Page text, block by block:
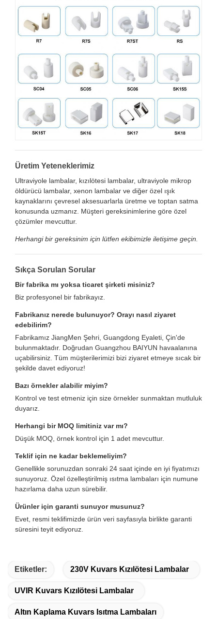
Üretim Yeteneklerimiz
Ultraviyole lambalar, kızılötesi lambalar, ultraviyole mikrop
öldürücü lambalar, xenon lambalar ve diğer özel ışık
kaynaklarını çevresel aksesuarlarla üretme ve toptan satma
konusunda uzmanız. Müşteri gereksinimlerine göre özel
çözümler mevcuttur.
Herhangi bir gereksinim için lütfen ekibimizle iletişime geçin.
Sıkça Sorulan Sorular
Bir fabrika mı yoksa ticaret şirketi misiniz?
Biz profesyonel bir fabrikayız.
Fabrikanız nerede bulunuyor? Orayı nasıl ziyaret
edebilirim?
Fabrikamız JiangMen Şehri, Guangdong Eyaleti, Çin'de
bulunmaktadır. Doğrudan Guangzhou BAIYUN havaalanına
uçabilirsiniz. Tüm müşterilerimizi bizi ziyaret etmeye sıcak bir
şekilde davet ediyoruz!
Bazı örnekler alabilir miyim?
Kontrol ve test etmeniz için size örnekler sunmaktan mutluluk
duyarız.
Herhangi bir MOQ limitiniz var mı?
Düşük MOQ, örnek kontrol için 1 adet mevcuttur.
Teklif için ne kadar beklemeliyim?
Genellikle sorunuzdan sonraki 24 saat içinde en iyi fiyatımızı
sunuyoruz. Özel özelleştirilmiş ısıtma lambaları için numune
hazırlama daha uzun sürebilir.
Ürünler için garanti sunuyor musunuz?
Evet, resmi teklifimizde ürün veri sayfasıyla birlikte garanti
süresini teyit ediyoruz.
Etiketler: 230V Kuvars Kızılötesi Lambalar
UVIR Kuvars Kızılötesi Lambalar
Altın Kaplama Kuvars Isıtma Lambaları